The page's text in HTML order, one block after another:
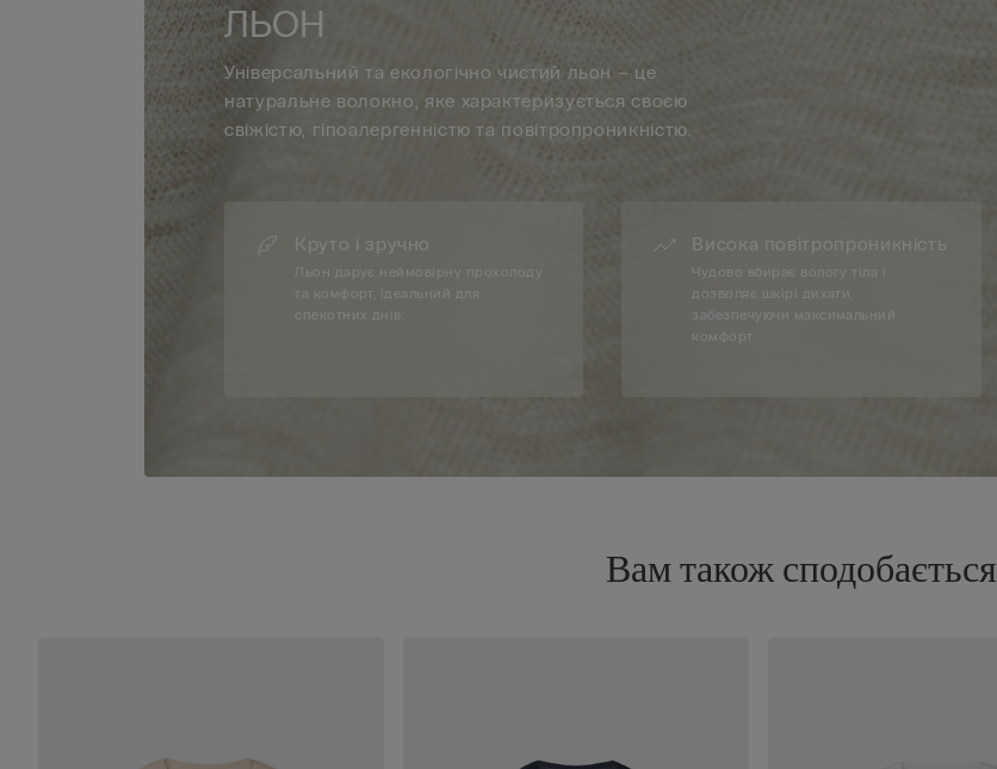
ЛЬОН
Універсальний та екологічно чистий льон – це
натуральне волокно, яке характеризується своєю
свіжістю, гіпоалергенністю та повітропроникністю.
Круто і зручно
Льон дарує неймовірну прохолоду
та комфорт, ідеальний для
спекотних днів.
Висока повітропроникність
Чудово вбирає вологу тіла і
дозволяє шкірі дихати,
забезпечуючи максимальний
комфорт.
Вам також сподобається